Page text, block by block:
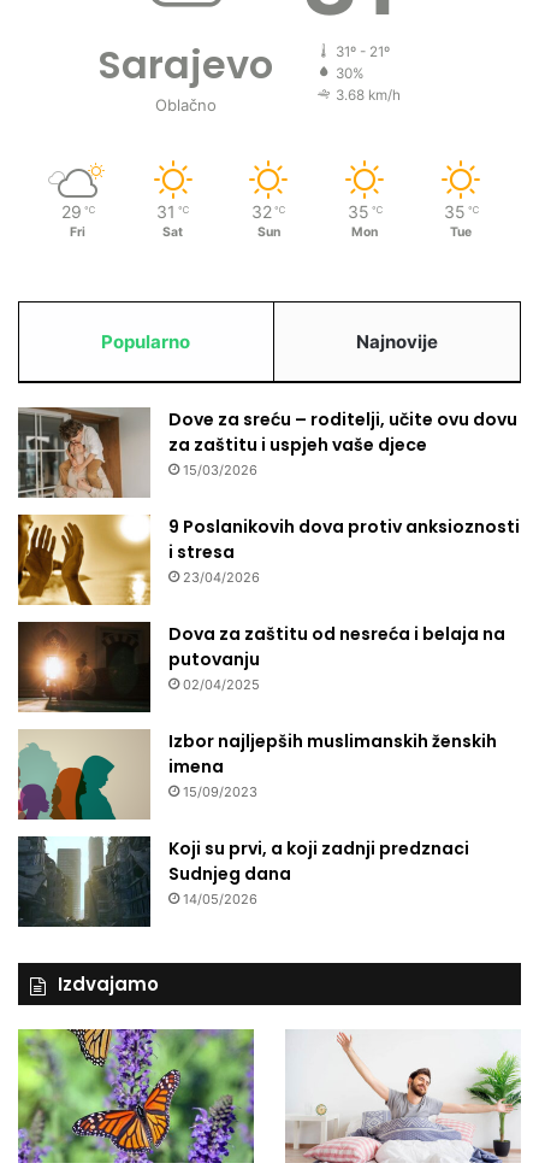
Sarajevo
Oblačno
31º - 21º
30%
3.68 km/h
29 ℃
Fri
31 ℃
Sat
32 ℃
Sun
35 ℃
Mon
35 ℃
Tue
Popularno Najnovije
Dove za sreću – roditelji, učite ovu dovu
za zaštitu i uspjeh vaše djece
15/03/2026
9 Poslanikovih dova protiv anksioznosti
i stresa
23/04/2026
Dova za zaštitu od nesreća i belaja na
putovanju
02/04/2025
Izbor najljepših muslimanskih ženskih
imena
15/09/2023
Koji su prvi, a koji zadnji predznaci
Sudnjeg dana
14/05/2026
Izdvajamo